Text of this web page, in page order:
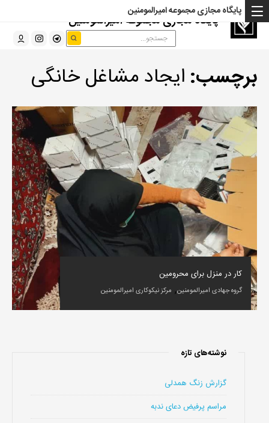
پایگاه مجازی مجموعه امیرالمومنین
پایگاه مجازی مجموعه امیرالمومنین
برچسب: ایجاد مشاغل خانگی
کار در منزل برای محرومین
گروه جهادی امیرالمومنین, مرکز نیکوکاری امیرالمومنین
نوشته‌های تازه
گزارش زنگ همدلی
مراسم پرفیض دعای ندبه